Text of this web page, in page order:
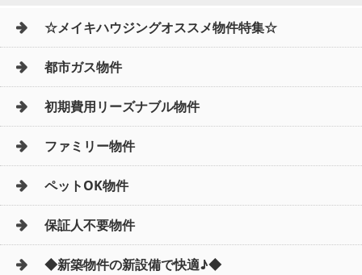
☆メイキハウジングオススメ物件特集☆
都市ガス物件
初期費用リーズナブル物件
ファミリー物件
ペットOK物件
保証人不要物件
◆新築物件の新設備で快適♪◆